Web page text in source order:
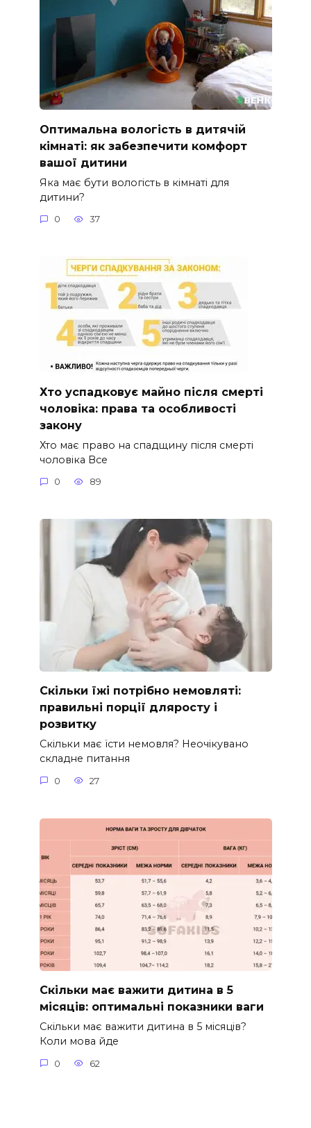
Оптимальна вологість в дитячій
кімнаті: як забезпечити комфорт
вашої дитини
Яка має бути вологість в кімнаті для
дитини?
0 37
Хто успадковує майно після смерті
чоловіка: права та особливості
закону
Хто має право на спадщину після смерті
чоловіка Все
0 89
Скільки їжі потрібно немовляті:
правильні порції дляросту і
розвитку
Скільки має їсти немовля? Неочікувано
складне питання
0 27
Скільки має важити дитина в 5
місяців: оптимальні показники ваги
Скільки має важити дитина в 5 місяців?
Коли мова йде
0 62